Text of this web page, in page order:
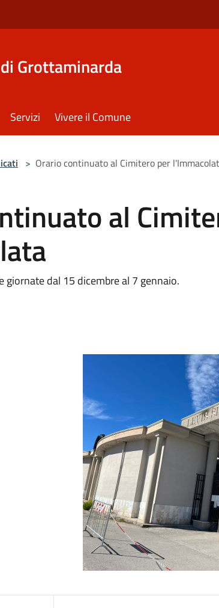
Grottaminarda
Servizi Vivere il Comune
> Orario continuato al Cimitero per
al
giornate dal 15 dicembre al 7 gennaio.